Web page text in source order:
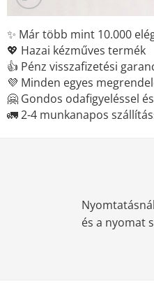
✨ Már több mint 10.000
💖 Hazai kézműves termék
👍 Pénz visszafizetési
💜 Minden egyes
🤗 Gondos odafigyeléssel
🚛 2-4 munkanapos
és a nyomat